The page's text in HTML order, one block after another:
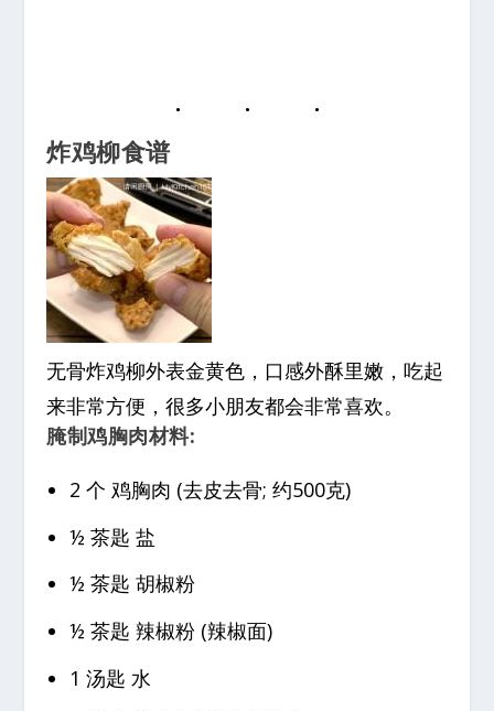
炸鸡柳食谱
无骨炸鸡柳外表金黄色，口感外酥里嫩，吃起
来非常方便，很多小朋友都会非常喜欢。
腌制鸡胸肉材料:
2 个 鸡胸肉 (去皮去骨; 约500克)
½ 茶匙 盐
½ 茶匙 胡椒粉
½ 茶匙 辣椒粉 (辣椒面)
1 汤匙 水